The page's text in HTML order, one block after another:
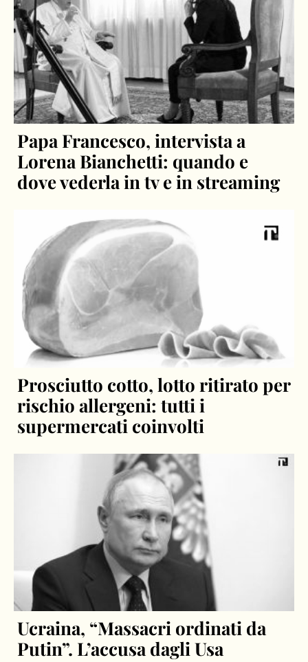
Papa Francesco, intervista a
Lorena Bianchetti: quando e
dove vederla in tv e in streaming
Prosciutto cotto, lotto ritirato per
rischio allergeni: tutti i
supermercati coinvolti
Ucraina, “Massacri ordinati da
Putin”. L’accusa dagli Usa